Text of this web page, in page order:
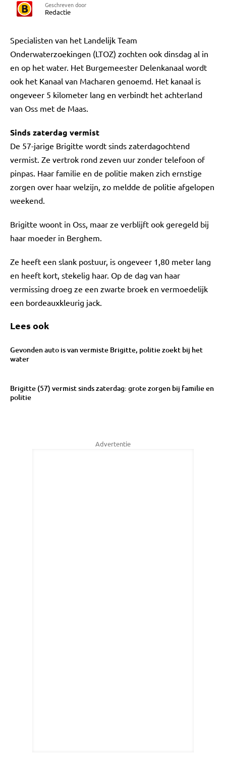
Geschreven door
Redactie
Specialisten van het Landelijk Team
Onderwaterzoekingen (LTOZ) zochten ook dinsdag al in
en op het water. Het Burgemeester Delenkanaal wordt
ook het Kanaal van Macharen genoemd. Het kanaal is
ongeveer 5 kilometer lang en verbindt het achterland
van Oss met de Maas.
Sinds zaterdag vermist
De 57-jarige Brigitte wordt sinds zaterdagochtend
vermist. Ze vertrok rond zeven uur zonder telefoon of
pinpas. Haar familie en de politie maken zich ernstige
zorgen over haar welzijn, zo meldde de politie afgelopen
weekend.
Brigitte woont in Oss, maar ze verblijft ook geregeld bij
haar moeder in Berghem.
Ze heeft een slank postuur, is ongeveer 1,80 meter lang
en heeft kort, stekelig haar. Op de dag van haar
vermissing droeg ze een zwarte broek en vermoedelijk
een bordeauxkleurig jack.
Lees ook
Gevonden auto is van vermiste Brigitte, politie zoekt bij het
water
Brigitte (57) vermist sinds zaterdag: grote zorgen bij familie en
politie
Advertentie